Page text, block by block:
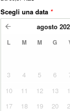
Scegli una data *
agosto
L M M G
3
4 5 6
10
11 12 13
17
18 19 20